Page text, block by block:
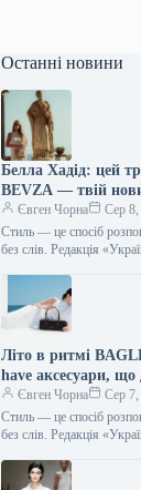
Останні новини
Белла Хадід: цей
BEVZA — твій
have сезону!
Євген Чорна
Сер 8,
Стиль — це спосіб
без слів. Редакція
тенденціями, і сьогодні ми
підготували…
Літо в ритмі
have аксесуари, що
твій фешн-образ
Євген Чорна
Сер 7,
Стиль — це спосіб
без слів. Редакція
тенденціями, і сьогодні ми